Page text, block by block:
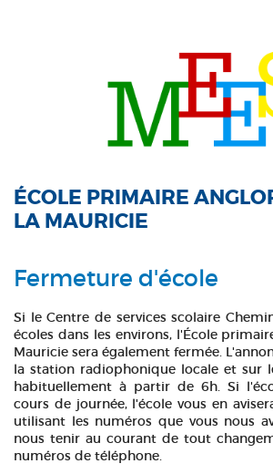
ÉCOLE PRIMAIRE
LA MAURICIE
Fermeture d'école
Si le Centre de services scolaire
écoles dans les environs, l'École
Mauricie sera également fermée.
la station radiophonique locale et sur
habituellement à partir de 6h. Si
cours de journée, l'école vous en
utilisant les numéros que vous nous
nous tenir au courant de tout
numéros de téléphone.